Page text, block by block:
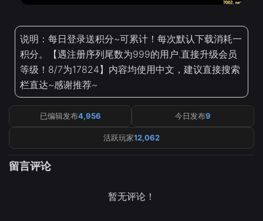
说明：每日登录送积分~可累计！每次默认下载消耗一
积分。【遇注册序列尾数为999的用户.直接升级会员
等级！8/7为17824】内容均使用中文，建议直接搜索
栏直达~感谢推荐~
已编辑发布4,956 今日发布9
活跃玩家12,062
留言评论
暂无评论！